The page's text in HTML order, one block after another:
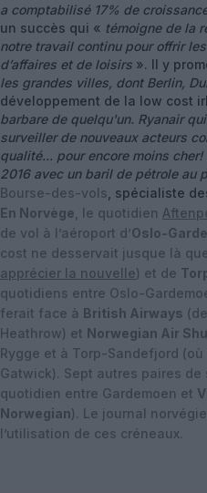
a comptabilisé 17% de
un succès qui « témoigne de la
notre travail continu pour offrir
d’affaires et de loisirs ». Il y
les grandes villes, dont Berlin,
développement de la low cost
barbare de quelqu'un. Ryanair
surveiller de nouveaux acteurs
qualité... pour encore moins
2016 avec un baril de pétrole au
Bourse-des-vols , spécialiste
En Norvège , le quotidien
de vol à l’aéroport d’Oslo-
cost ne desservait jusque là
apprécier la nouvelle) et de
quotidiens entre Oslo-
ferait face à British Airways
Heathrow) et Norwegian Air
Rygge et à Torp-Sandefjord
Gatwick). Sept autres paires
quotidien entre Gardemoen et
Norwegian). Le journal
l’utilisation de ces créneaux.